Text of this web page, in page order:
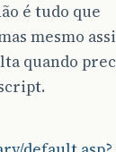
é tudo que
mesmo
quando